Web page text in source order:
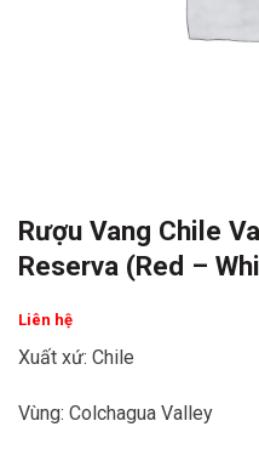
Rượu Vang Chile
Reserva (Red –
Liên hệ
Xuất xứ: Chile
Vùng: Colchagua Valley